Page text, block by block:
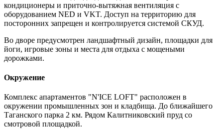
кондиционеры и приточно-вытяжная вентиляция с
оборудованием NED и VKT. Доступ на территорию для
посторонних запрещен и контролируется системой СКУД.
Во дворе предусмотрен ландшафтный дизайн, площадки для
йоги, игровые зоны и места для отдыха с мощеными
дорожками.
Окружение
Комплекс апартаментов "N'ICE LOFT" расположен в
окружении промышленных зон и кладбища. До ближайшего
Таганского парка 2 км. Рядом Калитниковский пруд со
смотровой площадкой.